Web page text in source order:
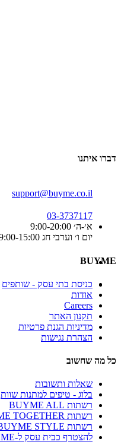
דברו איתנו
support@buyme.co.il
03-3737117
א׳-ה׳ 9:00-20:00
יום ו׳ וערבי חג 9:00-15:00
BUYME
כניסת בתי עסק - שותפים
אודות
Careers
תקנון האתר
מדיניות הגנת פרטיות
הצהרת נגישות
כל מה שחשוב
שאלות ותשובות
בלוג - טיפים למתנות שוות
רשתות BUYME ALL
רשתות BUYME TOGETHER
רשתות BUYME STYLE
להצטרף כבית עסק ל-BUYME